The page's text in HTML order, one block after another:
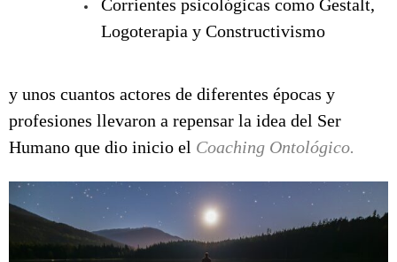
Corrientes psicológicas como Gestalt,
Logoterapia y Constructivismo
y unos cuantos actores de diferentes épocas y
profesiones llevaron a repensar la idea del Ser
Humano que dio inicio el Coaching Ontológico.